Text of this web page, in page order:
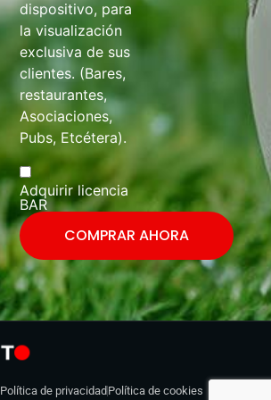
dispositivo, para
la visualización
exclusiva de sus
clientes. (Bares,
restaurantes,
Asociaciones,
Pubs, Etcétera).
Adquirir licencia
BAR
COMPRAR AHORA
Política de privacidad Política de cookies